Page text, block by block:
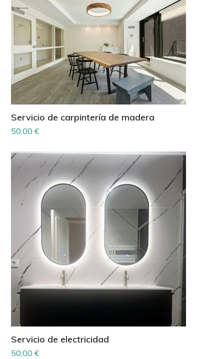
Servicio de carpintería de madera
50,00€
Servicio de electricidad
50,00€